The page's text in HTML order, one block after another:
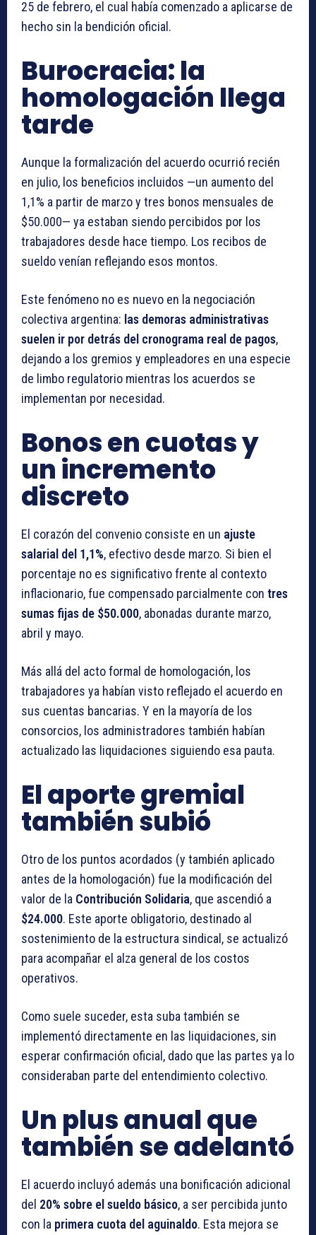
25 de febrero, el cual había comenzado a aplicarse de
hecho sin la bendición oficial.
Burocracia: la
homologación llega
tarde
Aunque la formalización del acuerdo ocurrió recién
en julio, los beneficios incluidos —un aumento del
1,1% a partir de marzo y tres bonos mensuales de
$50.000— ya estaban siendo percibidos por los
trabajadores desde hace tiempo. Los recibos de
sueldo venían reflejando esos montos.
Este fenómeno no es nuevo en la negociación
colectiva argentina: las demoras administrativas
suelen ir por detrás del cronograma real de pagos,
dejando a los gremios y empleadores en una especie
de limbo regulatorio mientras los acuerdos se
implementan por necesidad.
Bonos en cuotas y
un incremento
discreto
El corazón del convenio consiste en un ajuste
salarial del 1,1%, efectivo desde marzo. Si bien el
porcentaje no es significativo frente al contexto
inflacionario, fue compensado parcialmente con tres
sumas fijas de $50.000, abonadas durante marzo,
abril y mayo.
Más allá del acto formal de homologación, los
trabajadores ya habían visto reflejado el acuerdo en
sus cuentas bancarias. Y en la mayoría de los
consorcios, los administradores también habían
actualizado las liquidaciones siguiendo esa pauta.
El aporte gremial
también subió
Otro de los puntos acordados (y también aplicado
antes de la homologación) fue la modificación del
valor de la Contribución Solidaria, que ascendió a
$24.000. Este aporte obligatorio, destinado al
sostenimiento de la estructura sindical, se actualizó
para acompañar el alza general de los costos
operativos.
Como suele suceder, esta suba también se
implementó directamente en las liquidaciones, sin
esperar confirmación oficial, dado que las partes ya lo
consideraban parte del entendimiento colectivo.
Un plus anual que
también se adelantó
El acuerdo incluyó además una bonificación adicional
del 20% sobre el sueldo básico, a ser percibida junto
con la primera cuota del aguinaldo. Esta mejora se